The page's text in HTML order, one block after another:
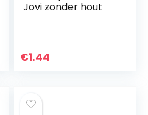
Jovi zonder hout
€1.44